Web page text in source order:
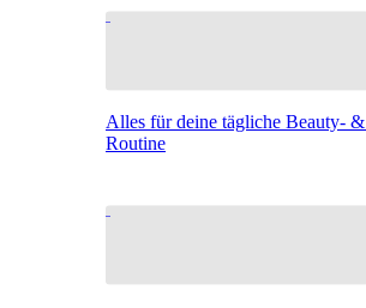
Alles für deine tägliche Beauty-
Routine